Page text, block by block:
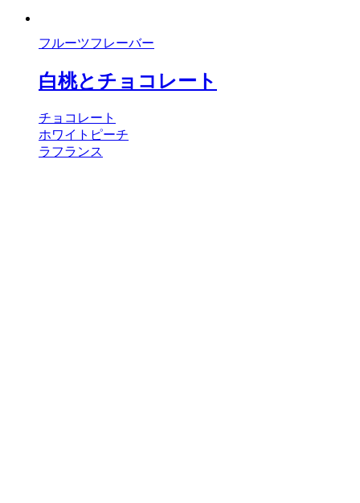
フルーツフレーバー
白桃とチョコレート
チョコレート
ホワイトピーチ
ラフランス